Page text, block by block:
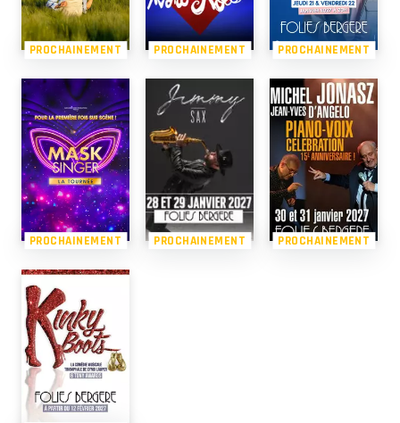
PROCHAINEMENT PROCHAINEMENT PROCHAINEMENT
PROCHAINEMENT PROCHAINEMENT PROCHAINEMENT